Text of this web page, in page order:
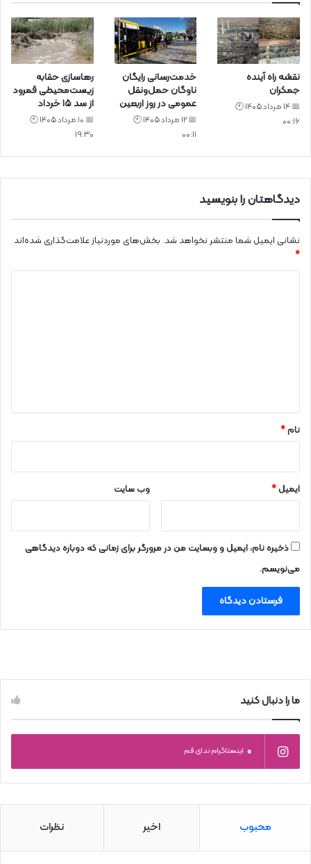
نقشه راه آینده
جمکران
📅 14 مرداد 1405 🕙
00:16
خدمت‌رسانی رایگان
ناوگان حمل‌ونقل
عمومی در روز اربعین
📅 12 مرداد 1405 🕙
00:11
رهاسازی حقابه
زیست‌محیطی قمرود
از سد ۱۵ خرداد
📅 10 مرداد 1405 🕙
19:30
دیدگاهتان را بنویسید
نشانی ایمیل شما منتشر نخواهد شد. بخش‌های موردنیاز علامت‌گذاری شده‌اند
*
نام*
ایمیل* وب‌ سایت
ذخیره نام، ایمیل و وبسایت من در مرورگر برای زمانی که دوباره دیدگاهی
می‌نویسم.
ما را دنبال کنید
0 اینستاگرام ندای قم
محبوب اخیر نظرات